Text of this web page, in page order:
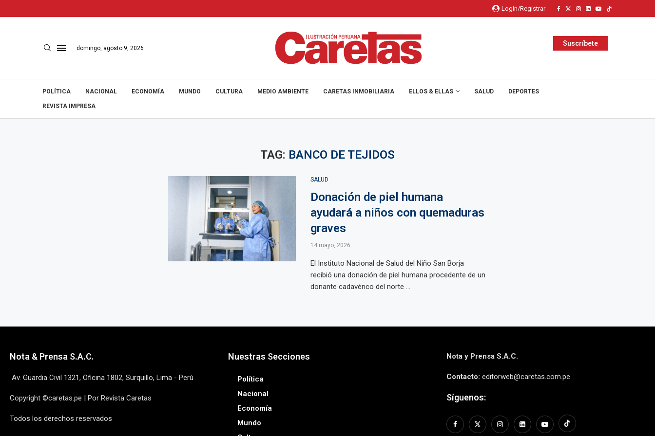
Login/Registrar
domingo, agosto 9, 2026
Suscríbete
POLÍTICA NACIONAL ECONOMÍA MUNDO CULTURA MEDIO AMBIENTE CARETAS INMOBILIARIA ELLOS & ELLAS SALUD DEPORTES
REVISTA IMPRESA
TAG: BANCO DE TEJIDOS
SALUD
Donación de piel humana
ayudará a niños con quemaduras
graves
14 mayo, 2026
El Instituto Nacional de Salud del Niño San Borja
recibió una donación de piel humana procedente de un
donante cadavérico del norte ...
Nota & Prensa S.A.C.
Av. Guardia Civil 1321, Oficina 1802, Surquillo, Lima - Perú
Copyright ©caretas.pe | Por Revista Caretas
Todos los derechos reservados
Nuestras Secciones
Política
Nacional
Economía
Mundo
Nota y Prensa S.A.C.
Contacto: editorweb@caretas.com.pe
Síguenos: